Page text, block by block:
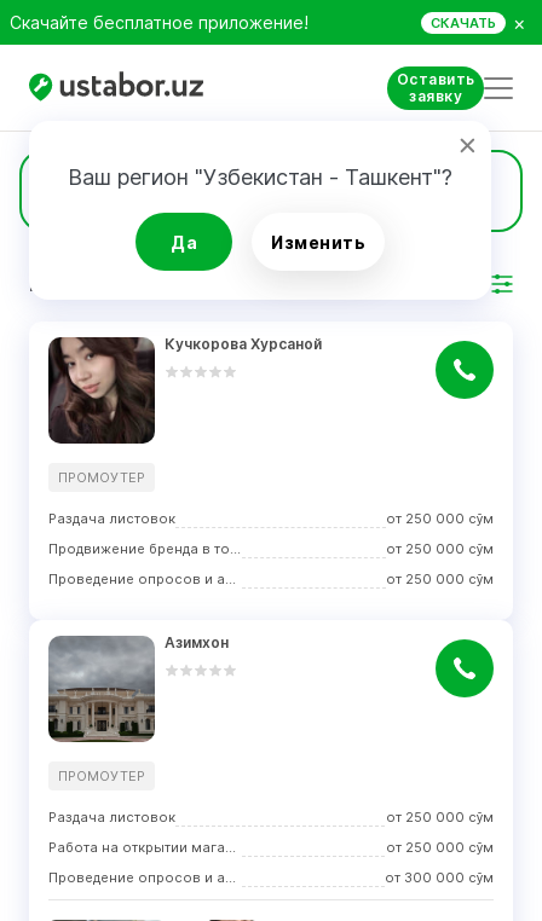
Скачайте бесплатное приложение! СКАЧАТЬ ×
Оставить
заявку
Ваш регион "Узбекистан - Ташкент"?
Да Изменить
Промоутер 23
РЕЗУЛЬТАТ
Кучкорова Хурсаной
ПРОМОУТЕР
Раздача листовок от 250 000 сўм
Продвижение бренда в торговых центрах
от 250 000 сўм
Проведение опросов и анкетирования
от 250 000 сўм
Азимхон
ПРОМОУТЕР
Раздача листовок от 250 000 сўм
Работа на открытии магазинов
от 250 000 сўм
Проведение опросов и анкетирования
от 300 000 сўм